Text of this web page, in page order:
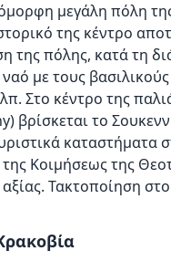
μεγάλη πόλη
της κέντρο
της πόλης, κατά τη
με τους
Στο κέντρο της
βρίσκεται το
καταστήματα
Κοιμήσεως της
Τακτοποίηση